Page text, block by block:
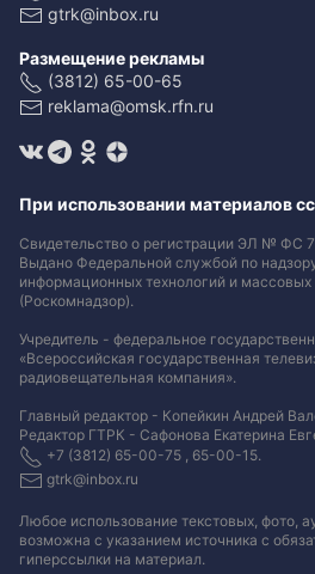
gtrk@inbox.ru
Размещение рекламы
(3812) 65-00-65
reklama@omsk.rfn.ru
При использовании материалов
Свидетельство о регистрации ЭЛ № ФС
Выдано Федеральной службой по
информационных технологий и
(Роскомнадзор).
Учредитель - федеральное
«Всероссийская государственная
радиовещательная компания».
Главный редактор - Копейкин Андрей
Редактор ГТРК - Сафонова Екатерина
+7 (3812) 65-00-75 , 65-00-15.
gtrk@inbox.ru
Любое использование текстовых, фото,
возможна с указанием источника с
гиперссылки на материал.